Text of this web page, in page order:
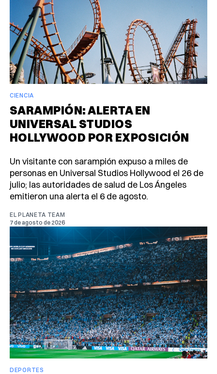
CIENCIA
SARAMPIÓN: ALERTA EN
UNIVERSAL STUDIOS
HOLLYWOOD POR EXPOSICIÓN
Un visitante con sarampión expuso a miles de
personas en Universal Studios Hollywood el 26 de
julio; las autoridades de salud de Los Ángeles
emitieron una alerta el 6 de agosto.
EL PLANETA TEAM
7 de agosto de 2026
DEPORTES